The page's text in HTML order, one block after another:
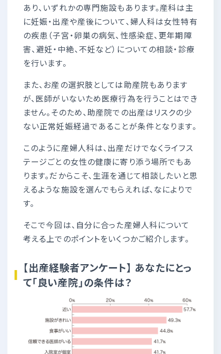
あり、いずれかの専門施設もあります。産科は主
に妊娠・出産や産後について、婦人科は女性特有
の疾患（子宮・卵巣の病気、性感染症、更年期障
害、避妊・中絶、不妊など）についての相談・診療
を行います。
また、お産の選択肢としては助産院もあります
が、医師がいないため医療行為を行うことはでき
ません。そのため、助産院での出産はリスクの少
ない正常妊娠経過であることが条件となります。
このように産婦人科は、出産だけでなくライフス
テージごとの女性の健康に寄り添う場所でもあ
ります。だからこそ、生涯を通じて相談したいと思
えるような施設を選んでもらえれば、なによりで
す。
そこで今回は、自分に合った産婦人科について
考える上でのポイントをいくつかご紹介します。
【出産経験者アンケート】 あなたにとっ
て「良い産院」の条件は？